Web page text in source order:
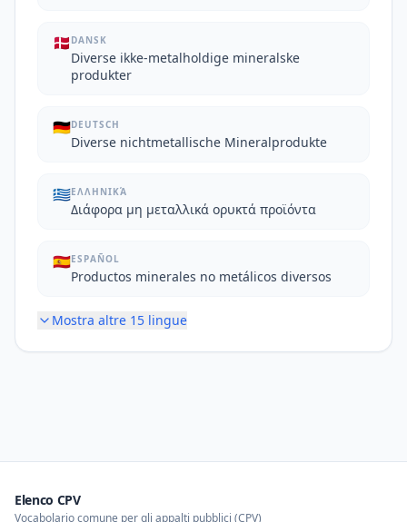
🇩🇰 DANSK
Diverse ikke-metalholdige mineralske
produkter
🇩🇪DEUTSCH
Diverse nichtmetallische Mineralprodukte
🇬🇷ΕΛΛΗΝΙΚΆ
Διάφορα μη μεταλλικά ορυκτά προϊόντα
🇪🇸ESPAÑOL
Productos minerales no metálicos diversos
Mostra altre 15 lingue
Elenco CPV
Vocabolario comune per gli appalti pubblici (CPV)